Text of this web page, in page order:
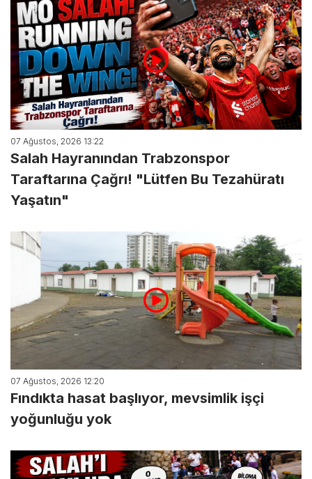
07 Ağustos, 2026 13:22
Salah Hayranından Trabzonspor
Taraftarına Çağrı! "Lütfen Bu Tezahüratı
Yaşatın"
07 Ağustos, 2026 12:20
Fındıkta hasat başlıyor, mevsimlik işçi
yoğunluğu yok